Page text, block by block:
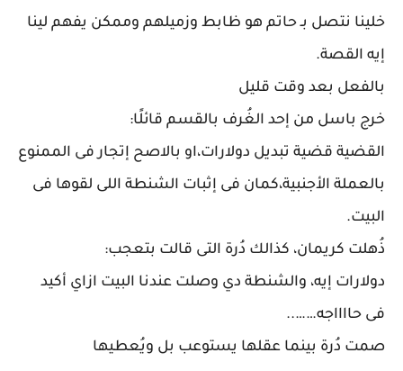
خلينا نتصل بـ حاتم هو ظابط وزميلهم وممكن يفهم لينا
إيه القصة.
بالفعل بعد وقت قليل
خرج باسل من إحد الغُرف بالقسم قائلًا:
القضية قضية تبديل دولارات،او بالاصح إتجار فى الممنوع
بالعملة الأجنبية،كمان فى إثبات الشنطة اللى لقوها فى
البيت.
ذُهلت كريمان، كذالك دُرة التى قالت بتعجب:
دولارات إيه، والشنطة دي وصلت عندنا البيت ازاي أكيد
فى حااااجه……..
صمت دُرة بينما عقلها يستوعب بل ويُعطيها